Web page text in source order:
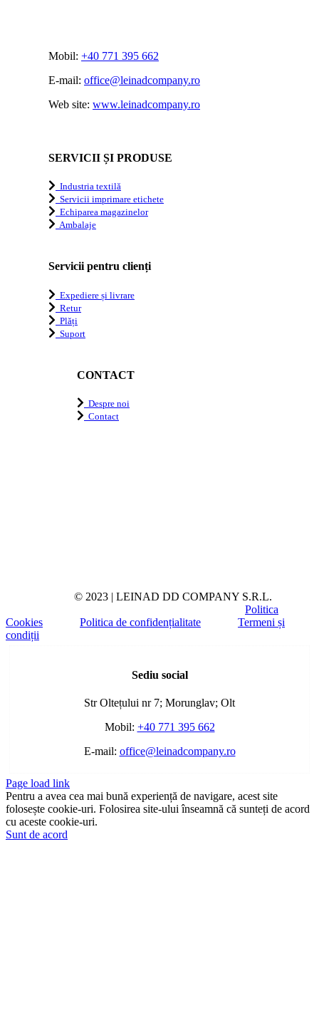
Mobil: +40 771 395 662
E-mail: office@leinadcompany.ro
Web site: www.leinadcompany.ro
SERVICII ȘI PRODUSE
Industria textilă
Servicii imprimare etichete
Echiparea magazinelor
Ambalaje
Servicii pentru clienți
Expediere și livrare
Retur
Plăți
Suport
CONTACT
Despre noi
Contact
© 2023 | LEINAD DD COMPANY S.R.L.
Politica
Cookies
Politica de confidențialitate
Termeni și
condiții
Sediu social
Str Oltețului nr 7; Morunglav; Olt
Mobil: +40 771 395 662
E-mail: office@leinadcompany.ro
Page load link
Pentru a avea cea mai bună experiență de navigare, acest site
folosește cookie-uri. Folosirea site-ului înseamnă că sunteți de acord
cu aceste cookie-uri.
Sunt de acord